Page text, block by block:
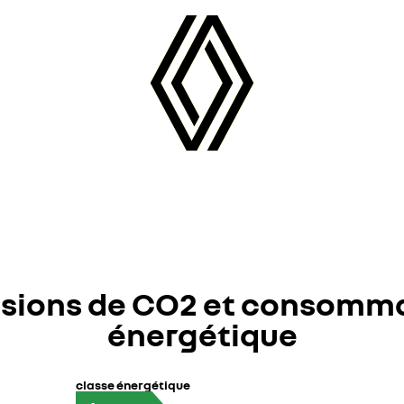
de CO2 et
énergétique
classe énergétique